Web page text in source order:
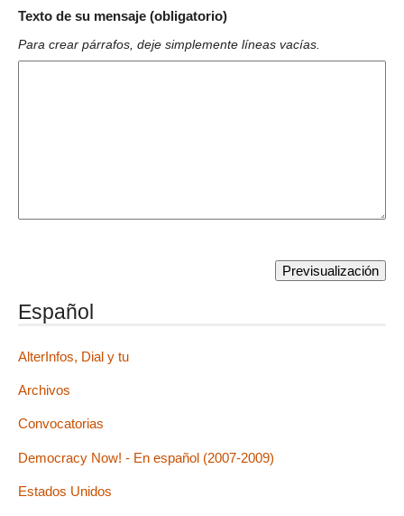
Texto de su mensaje (obligatorio)
Para crear párrafos, deje simplemente líneas vacías.
Español
AlterInfos, Dial y tu
Archivos
Convocatorias
Democracy Now! - En español (2007-2009)
Estados Unidos